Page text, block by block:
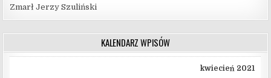
Zmarł Jerzy Szuliński
KALENDARZ WPISÓW
kwiecień 2021